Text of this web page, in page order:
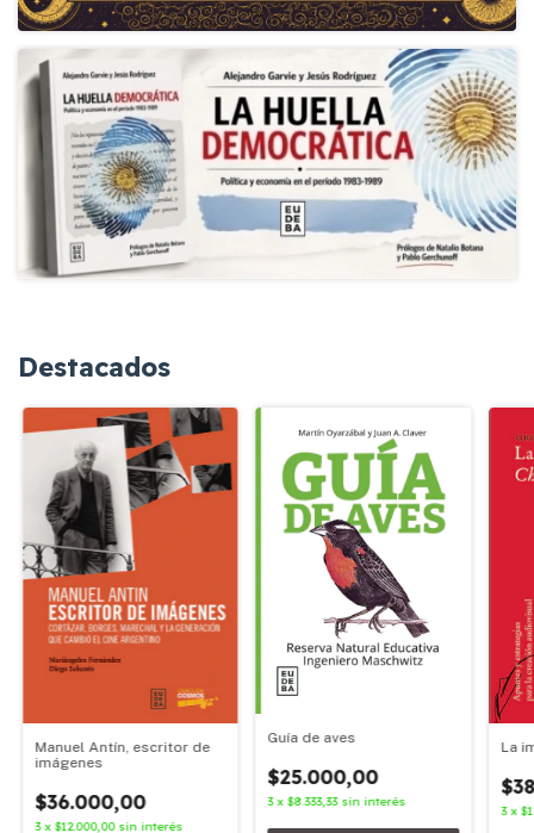
Destacados
Manuel Antín, escritor de
imágenes
$36.000,00
3 x $12.000,00 sin interés
Guía de aves
$25.000,00
3 x$8.333,33 sin interés
La
3 x